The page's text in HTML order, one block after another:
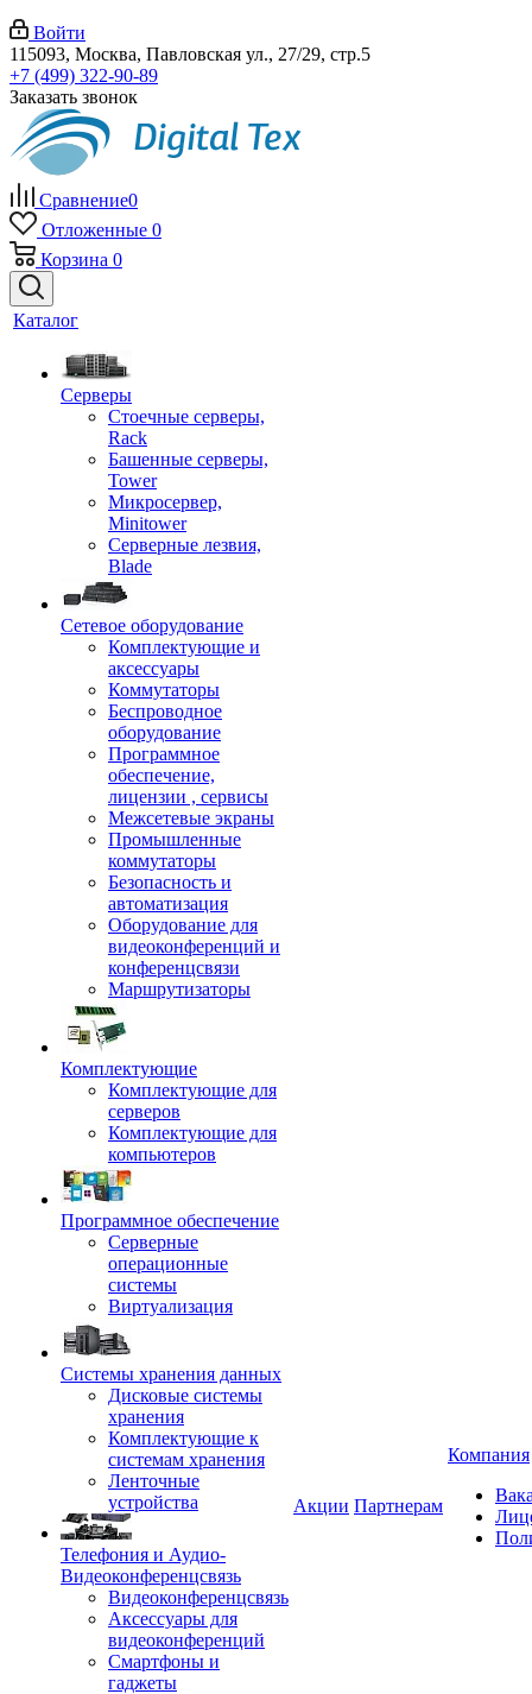
Войти
115093, Москва, Павловская ул., 27/29, стр.5
+7 (499) 322-90-89
Заказать звонок
Сравнение0
Отложенные 0
Корзина 0
Каталог
Серверы
Стоечные серверы,
Rack
Башенные серверы,
Tower
Микросервер,
Minitower
Серверные лезвия,
Blade
Сетевое оборудование
Комплектующие и
аксессуары
Коммутаторы
Беспроводное
оборудование
Программное
обеспечение,
лицензии , сервисы
Межсетевые экраны
Промышленные
коммутаторы
Безопасность и
автоматизация
Оборудование для
видеоконференций и
конференцсвязи
Маршрутизаторы
Комплектующие
Комплектующие для
серверов
Комплектующие для
компьютеров
Программное обеспечение
Серверные
операционные
системы
Виртуализация
Системы хранения данных
Дисковые системы
хранения
Комплектующие к
системам хранения
Ленточные
устройства
Телефония и Аудио-
Видеоконференцсвязь
Видеоконференцсвязь
Аксессуары для
видеоконференций
Смартфоны и
гаджеты
Акции Партнерам
Компания